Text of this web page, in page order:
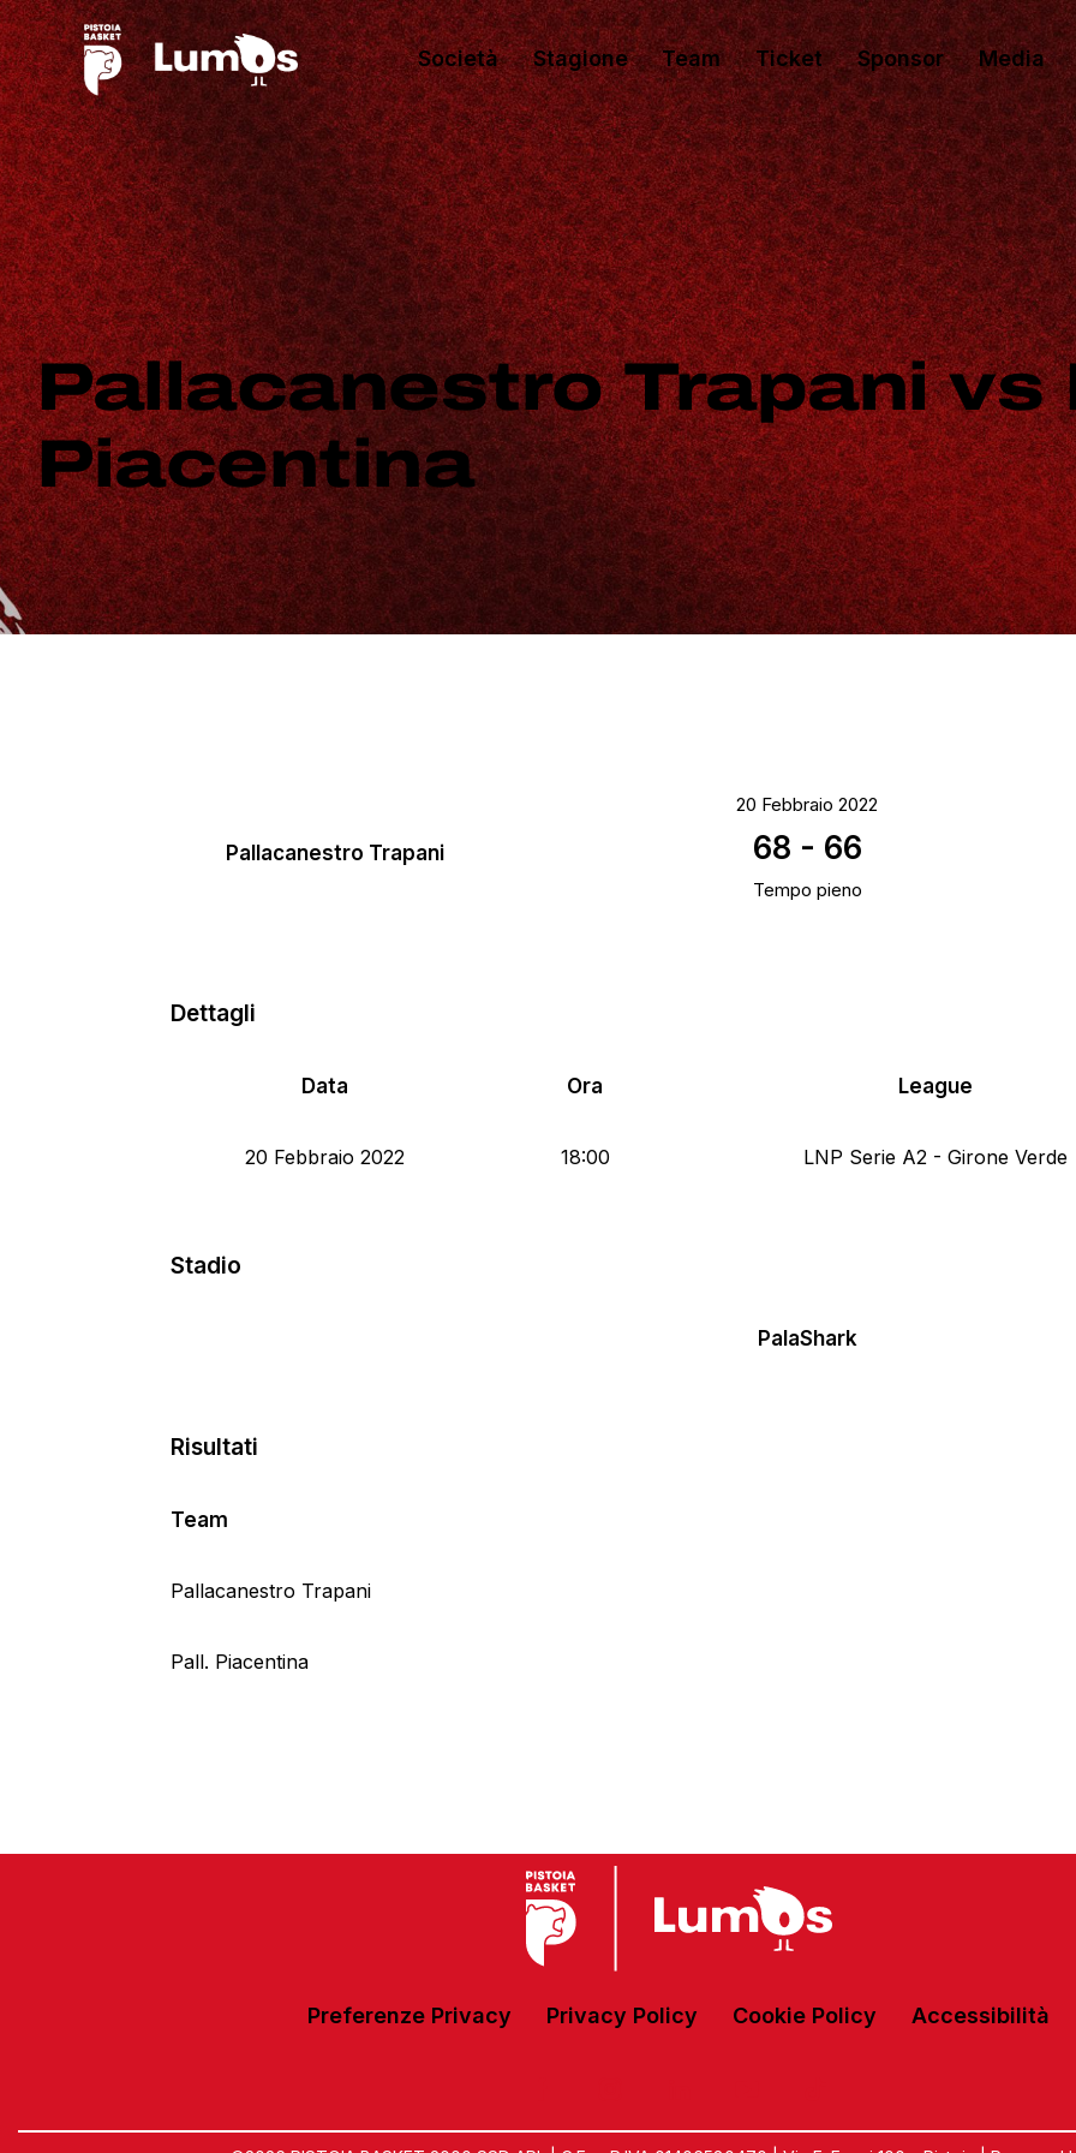
Società Stagione Team Ticket Sponsor Media
Pallacanestro Trapani vs
Piacentina
Pallacanestro Trapani
20 Febbraio 2022
68 - 66
Tempo pieno
Dettagli
Data Ora League
20 Febbraio 2022 18:00 LNP Serie A2 - Girone Verde
Stadio
PalaShark
Risultati
Team
Pallacanestro Trapani
Pall. Piacentina
Preferenze Privacy Privacy Policy Cookie Policy Accessibilità